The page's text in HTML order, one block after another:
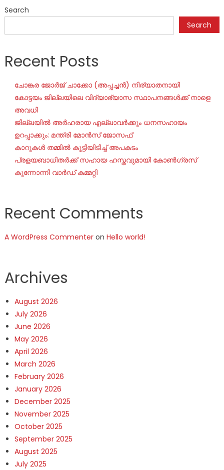
Search
Search
Recent Posts
ചോങ്കര ജോര്‍ജ് ചാക്കോ (അപ്പച്ചന്‍) നിര്യാതനായി
കോട്ടയം ജില്ലയിലെ വിദ്യാഭ്യാസ സ്ഥാപനങ്ങൾക്ക് നാളെ
അവധി
ജില്ലയില്‍ അര്‍ഹരായ എല്ലാവര്‍ക്കും ധനസഹായം
ഉറപ്പാക്കും: മന്ത്രി മോന്‍സ് ജോസഫ്
കാറുകൾ തമ്മിൽ കൂട്ടിയിടിച്ച് അപകടം
പ്രളയബാധിതർക്ക് സഹായ ഹസ്തവുമായി കോൺഗ്രസ്
കുന്നോന്നി വാർഡ് കമ്മറ്റി
Recent Comments
A WordPress Commenteron Hello world!
Archives
August 2026
July 2026
June 2026
May 2026
April 2026
March 2026
February 2026
January 2026
December 2025
November 2025
October 2025
September 2025
August 2025
July 2025